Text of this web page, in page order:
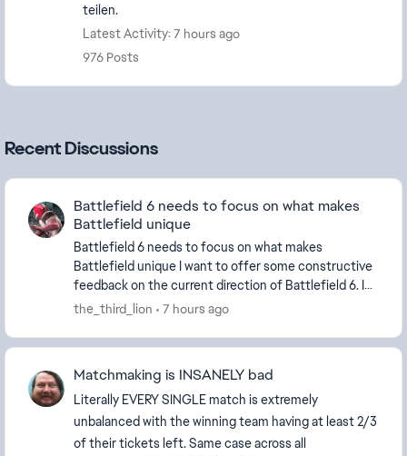
teilen.
Latest Activity: 7 hours ago
976 Posts
Recent Discussions
Battlefield 6 needs to focus on what makes
Battlefield unique
Battlefield 6 needs to focus on what makes
Battlefield unique I want to offer some constructive
feedback on the current direction of Battlefield 6. I
believe Battlefield 6 has a very strong foundat...
the_third_lion 7 hours ago
Matchmaking is INSANELY bad
Literally EVERY SINGLE match is extremely
unbalanced with the winning team having at least 2/3
of their tickets left. Same case across all